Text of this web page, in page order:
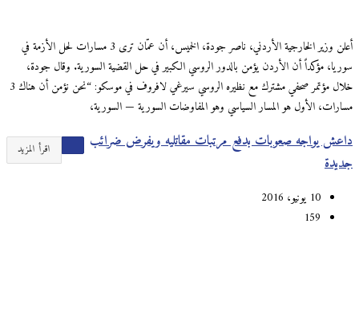
أعلن وزير الخارجية الأردني، ناصر جودة، الخميس، أن عمّان ترى 3 مسارات لحل الأزمة في
سوريا، مؤكداً أن الأردن يؤمن بالدور الروسي الكبير في حل القضية السورية. وقال جودة،
خلال مؤتمر صحفي مشترك مع نظيره الروسي سيرغي لافروف في موسكو: “نحن نؤمن أن هناك 3
مسارات، الأول هو المسار السياسي وهو المفاوضات السورية — السورية،
اقرأ المزيد
داعش يواجه صعوبات بدفع مرتبات مقاتليه ويفرض ضرائب
جديدة
10 يونيو، 2016
159